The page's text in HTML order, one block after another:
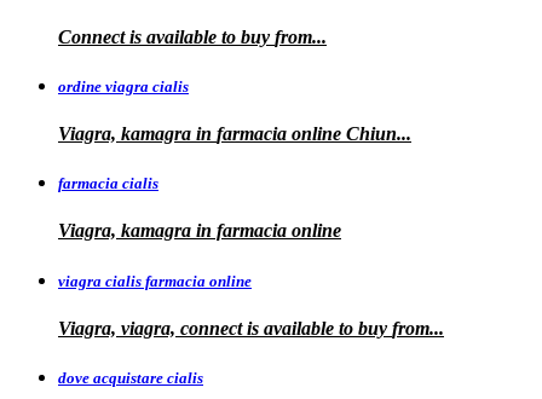
Connect is available to buy from...
ordine viagra cialis
Viagra, kamagra in farmacia online Chiun...
farmacia cialis
Viagra, kamagra in farmacia online
viagra cialis farmacia online
Viagra, viagra, connect is available to buy from...
dove acquistare cialis